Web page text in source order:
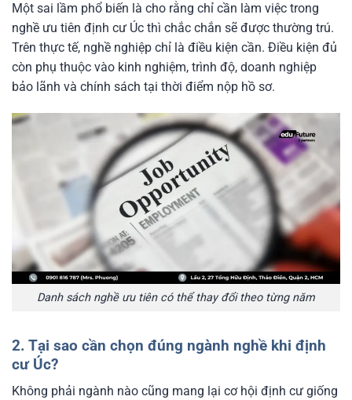
Một sai lầm phổ biến là cho rằng chỉ cần làm việc trong
nghề ưu tiên định cư Úc thì chắc chắn sẽ được thường trú.
Trên thực tế, nghề nghiệp chỉ là điều kiện cần. Điều kiện đủ
còn phụ thuộc vào kinh nghiệm, trình độ, doanh nghiệp
bảo lãnh và chính sách tại thời điểm nộp hồ sơ.
Danh sách nghề ưu tiên có thể thay đổi theo từng năm
2. Tại sao cần chọn đúng ngành nghề khi định
cư Úc?
Không phải ngành nào cũng mang lại cơ hội định cư giống